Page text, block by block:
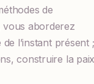
de
vous aborderez
l’instant présent ;
construire la paix